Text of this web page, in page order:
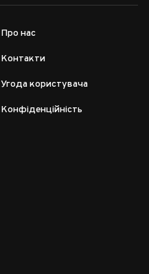
Про нас
Контакти
Угода користувача
Конфіденційність